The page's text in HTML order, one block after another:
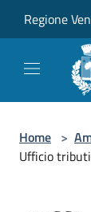
Regione
Home >
Ufficio